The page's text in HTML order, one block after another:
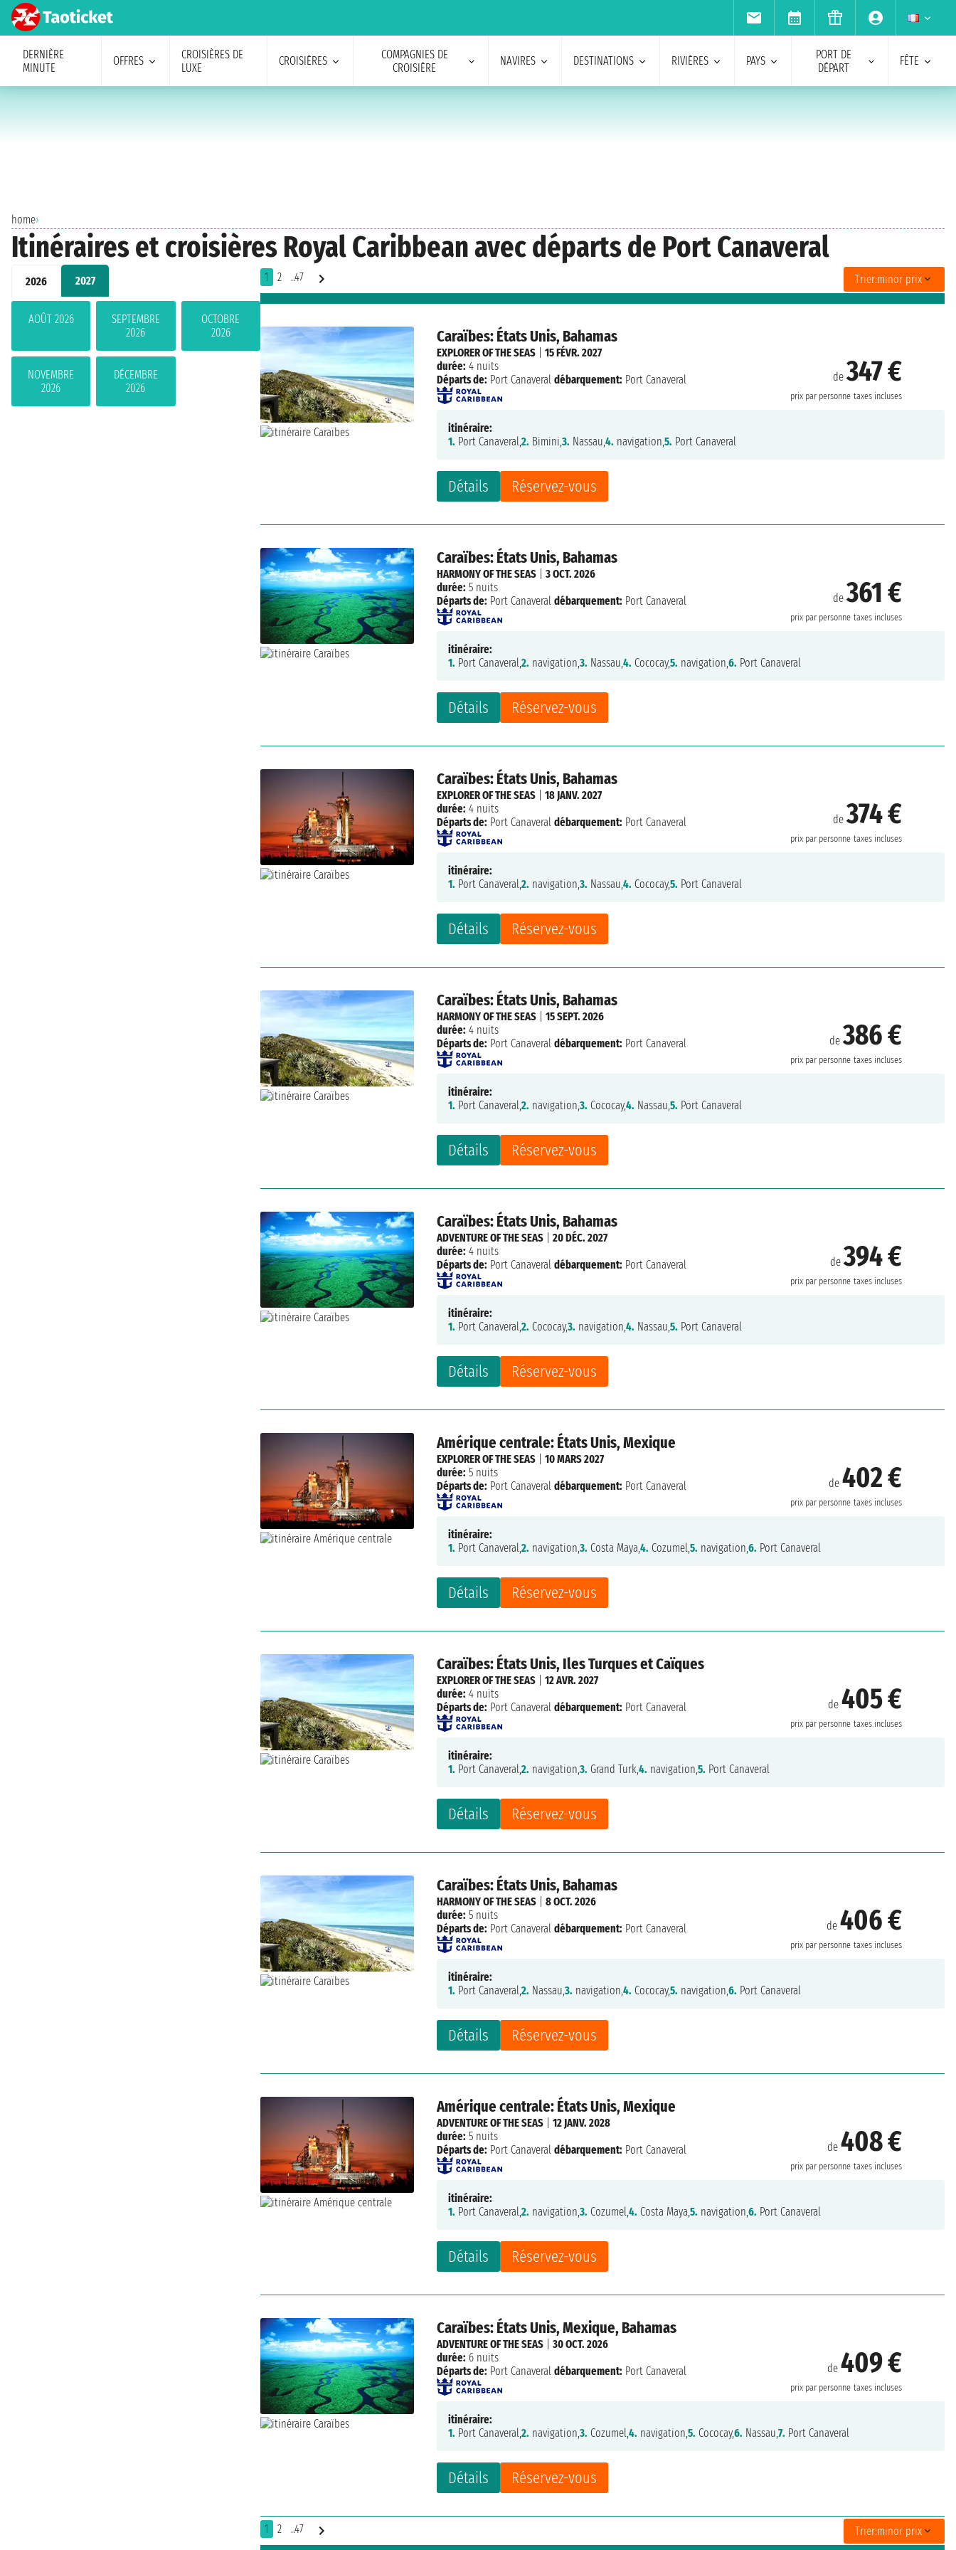
DERNIÈRE
MINUTE
OFFRES
CROISIÈRES DE
LUXE
CROISIÈRES
COMPAGNIES DE
CROISIÈRE
NAVIRES DESTINATIONS RIVIÈRES PAYS
PORT DE
DÉPART
FÊTE
home›
Itinéraires et croisières Royal Caribbean avec départs de Port Canaveral
2026 2027
AOÛT 2026
SEPTEMBRE
2026
OCTOBRE
2026
NOVEMBRE
2026
DÉCEMBRE
2026
1 2 ..47 Trier:minor prix
Caraïbes: États Unis, Bahamas
de347 €
prix par personne taxes incluses
Détails Réservez-vous
EXPLORER OF THE SEAS |15 FÉVR. 2027
durée: 4 nuits
Départs de: Port Canaveral débarquement: Port Canaveral
itinéraire:
1. Port Canaveral,2. Bimini,3. Nassau,4. navigation,5. Port Canaveral
Caraïbes: États Unis, Bahamas
de361 €
prix par personne taxes incluses
Détails Réservez-vous
HARMONY OF THE SEAS |3 OCT. 2026
durée: 5 nuits
Départs de: Port Canaveral débarquement: Port Canaveral
itinéraire:
1. Port Canaveral,2. navigation,3. Nassau,4. Cococay,5. navigation,6. Port Canaveral
Caraïbes: États Unis, Bahamas
de374 €
prix par personne taxes incluses
Détails Réservez-vous
EXPLORER OF THE SEAS |18 JANV. 2027
durée: 4 nuits
Départs de: Port Canaveral débarquement: Port Canaveral
itinéraire:
1. Port Canaveral,2. navigation,3. Nassau,4. Cococay,5. Port Canaveral
Caraïbes: États Unis, Bahamas
de386 €
prix par personne taxes incluses
Détails Réservez-vous
HARMONY OF THE SEAS |15 SEPT. 2026
durée: 4 nuits
Départs de: Port Canaveral débarquement: Port Canaveral
itinéraire:
1. Port Canaveral,2. navigation,3. Cococay,4. Nassau,5. Port Canaveral
Caraïbes: États Unis, Bahamas
de394 €
prix par personne taxes incluses
Détails Réservez-vous
ADVENTURE OF THE SEAS |20 DÉC. 2027
durée: 4 nuits
Départs de: Port Canaveral débarquement: Port Canaveral
itinéraire:
1. Port Canaveral,2. Cococay,3. navigation,4. Nassau,5. Port Canaveral
Amérique centrale: États Unis, Mexique
de402 €
prix par personne taxes incluses
Détails Réservez-vous
EXPLORER OF THE SEAS |10 MARS 2027
durée: 5 nuits
Départs de: Port Canaveral débarquement: Port Canaveral
itinéraire:
1. Port Canaveral,2. navigation,3. Costa Maya,4. Cozumel,5. navigation,6. Port Canaveral
Caraïbes: États Unis, Iles Turques et Caïques
de405 €
prix par personne taxes incluses
Détails Réservez-vous
EXPLORER OF THE SEAS |12 AVR. 2027
durée: 4 nuits
Départs de: Port Canaveral débarquement: Port Canaveral
itinéraire:
1. Port Canaveral,2. navigation,3. Grand Turk,4. navigation,5. Port Canaveral
Caraïbes: États Unis, Bahamas
de406 €
prix par personne taxes incluses
Détails Réservez-vous
HARMONY OF THE SEAS |8 OCT. 2026
durée: 5 nuits
Départs de: Port Canaveral débarquement: Port Canaveral
itinéraire:
1. Port Canaveral,2. Nassau,3. navigation,4. Cococay,5. navigation,6. Port Canaveral
Amérique centrale: États Unis, Mexique
de408 €
prix par personne taxes incluses
Détails Réservez-vous
ADVENTURE OF THE SEAS |12 JANV. 2028
durée: 5 nuits
Départs de: Port Canaveral débarquement: Port Canaveral
itinéraire:
1. Port Canaveral,2. navigation,3. Cozumel,4. Costa Maya,5. navigation,6. Port Canaveral
Caraïbes: États Unis, Mexique, Bahamas
de409 €
prix par personne taxes incluses
Détails Réservez-vous
ADVENTURE OF THE SEAS |30 OCT. 2026
durée: 6 nuits
Départs de: Port Canaveral débarquement: Port Canaveral
itinéraire:
1. Port Canaveral,2. navigation,3. Cozumel,4. navigation,5. Cococay,6. Nassau,7. Port Canaveral
1 2 ..47 Trier:minor prix